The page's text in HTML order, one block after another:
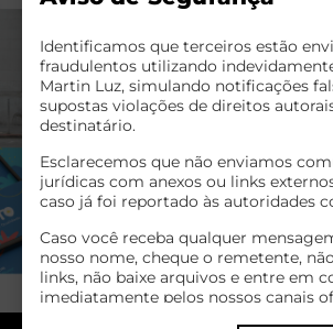
Identificamos que terceiros estão
fraudulentos utilizando
Martin Luz, simulando notificações
supostas violações de direitos
destinatário.
Esclarecemos que não enviamos
jurídicas com anexos ou links
caso já foi reportado às autoridades
Caso você receba qualquer
nosso nome, cheque o remetente,
links, não baixe arquivos e entre em
imediatamente pelos nossos canais